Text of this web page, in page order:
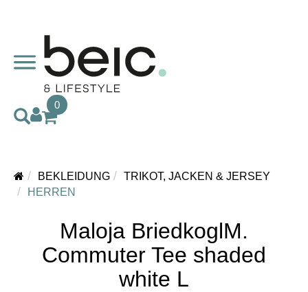
0
BEKLEIDUNG
TRIKOT, JACKEN & JERSEY
HERREN
Maloja BriedkoglM.
Commuter Tee shaded
white L